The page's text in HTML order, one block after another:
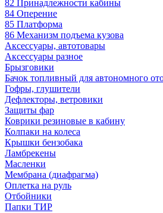
82 Принадлежности кабины
84 Оперение
85 Платформа
86 Механизм подъема кузова
Аксессуары, автотовары
Аксессуары разное
Брызговики
Бачок топливный для автономного
Гофры, глушители
Дефлекторы, ветровики
Защиты фар
Коврики резиновые в кабину
Колпаки на колеса
Крышки бензобака
Ламбрекены
Масленки
Мембрана (диафрагма)
Оплетка на руль
Отбойники
Папки ТИР